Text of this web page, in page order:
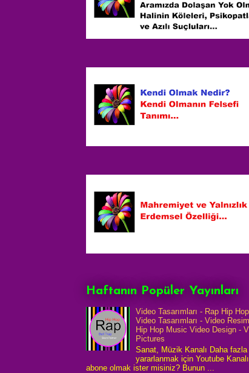
Haftanın Popüler Yayınları
Video Tasarımları - Rap Hip
Video Tasarımları - Video
Hip Hop Music Video Design -
Pictures
Sanat, Müzik Kanalı Daha
yararlanmak için Youtube
abone olmak ister misiniz? Bunun ...